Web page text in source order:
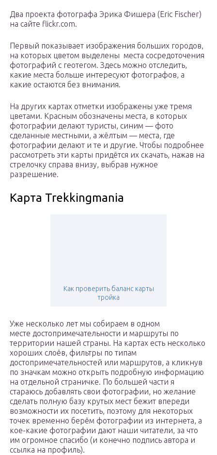
Два проекта фотографа Эрика Фишера (Eric Fischer)
на сайте flickr.com.
Первый показывает изображения больших городов,
на которых цветом выделены места сосредоточения
фотографий с геотегом. Здесь можно отследить,
какие места больше интересуют фотографов, а
какие остаются без внимания.
На других картах отметки изображены уже тремя
цветами. Красным обозначены места, в которых
фотографии делают туристы, синим — фото
сделанные местными, а жёлтым — места, где
фотографии делают и те и другие. Чтобы подробнее
рассмотреть эти карты придётся их скачать, нажав на
стрелочку справа внизу, выбрав нужное
разрешение.
Карта Trekkingmania
Как проверить баланс карты
тройка
Уже несколько лет мы собираем в одном
месте достопримечательности и маршруты по
территории нашей страны. На картах есть несколько
хороших слоёв, фильтры по типам
достопримечательностей или маршрутов, а кликнув
по значкам можно открыть подробную информацию
на отдельной страничке. По большей части я
стараюсь добавлять свои фотографии, но желание
сделать полную базу крутых мест бежит впереди
возможности их посетить, поэтому для некоторых
точек временно берём фотографии из интернета, а
кое-какие фотографии дают наши читатели, за что
им огромное спасибо (и конечно подпись автора и
ссылка на профиль).